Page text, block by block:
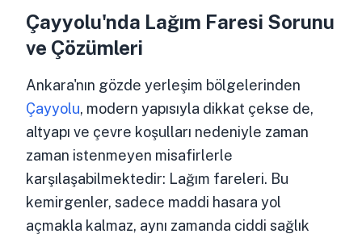
Çayyolu'nda Lağım Faresi Sorunu
ve Çözümleri
Ankara'nın gözde yerleşim bölgelerinden
Çayyolu, modern yapısıyla dikkat çekse de,
altyapı ve çevre koşulları nedeniyle zaman
zaman istenmeyen misafirlerle
karşılaşabilmektedir: Lağım fareleri. Bu
kemirgenler, sadece maddi hasara yol
açmakla kalmaz, aynı zamanda ciddi sağlık